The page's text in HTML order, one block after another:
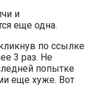
и
еще одна.
по ссылке
3 раз. Не
попытке
еще хуже. Вот